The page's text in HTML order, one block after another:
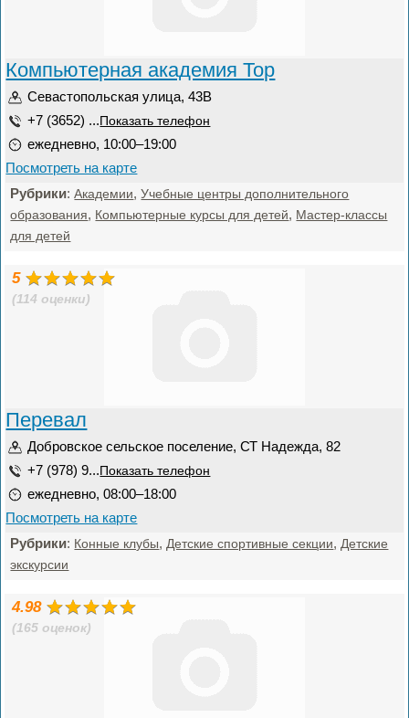
Компьютерная академия Top
Севастопольская улица, 43В
+7 (3652) ... Показать телефон
ежедневно, 10:00–19:00
Посмотреть на карте
Рубрики:Академии,Учебные центры дополнительного
образования, Компьютерные курсы для детей, Мастер-классы
для детей
5
(114 оценки)
Перевал
Добровское сельское поселение, СТ Надежда, 82
+7 (978) 9... Показать телефон
ежедневно, 08:00–18:00
Посмотреть на карте
Рубрики: Конные клубы, Детские спортивные секции, Детские
экскурсии
4.98
(165 оценок)